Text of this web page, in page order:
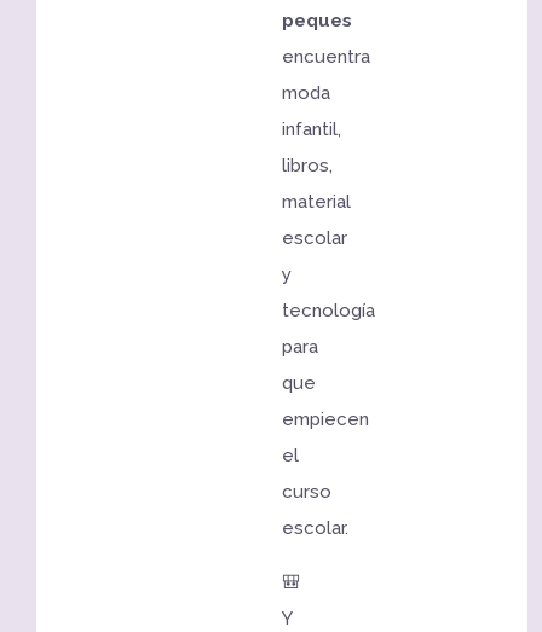
peques
encuentra
moda
infantil,
libros,
material
escolar
y
tecnología
para
que
empiecen
el
curso
escolar.
🎒
Y